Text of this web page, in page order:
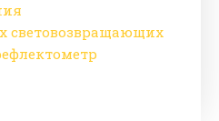
световозвращающих